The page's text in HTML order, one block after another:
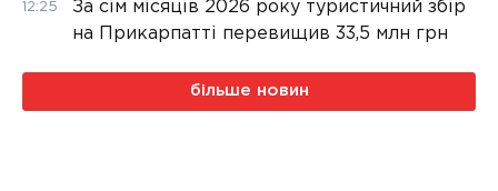
12:25
За сім місяців 2026 року туристичний збір
на Прикарпатті перевищив 33,5 млн грн
більше новин